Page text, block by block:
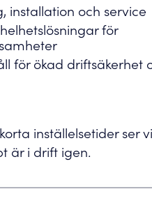
installation och service
för
för ökad driftsäkerhet
inställelsetider ser
är i drift igen.